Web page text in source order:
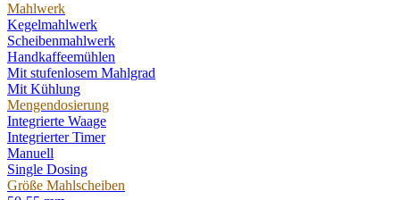
Mahlwerk
Kegelmahlwerk
Scheibenmahlwerk
Handkaffeemühlen
Mit stufenlosem Mahlgrad
Mit Kühlung
Mengendosierung
Integrierte Waage
Integrierter Timer
Manuell
Single Dosing
Größe Mahlscheiben